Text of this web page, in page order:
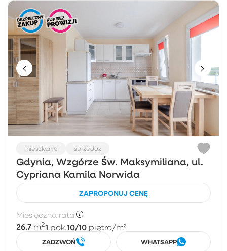
mieszkanie sprzedaż
Gdynia, Wzgórze Św. Maksymiliana, ul.
Cypriana Kamila Norwida
ZAPROPONUJ CENĘ
Miesięczna rata:
26.7 m21 pok.10/10 piętro/m²
ZADZWOŃ WHATSAPP